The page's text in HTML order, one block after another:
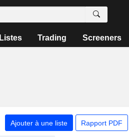
Listes Trading Screeners
Ajouter à une liste Rapport PDF